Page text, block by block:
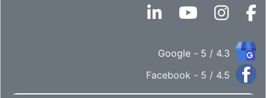
4.3 / 5 - Google
4.5 / 5 - Facebook